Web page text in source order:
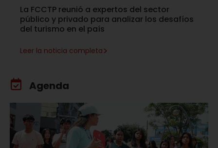
La FCCTP reunió a expertos del sector
público y privado para analizar los desafíos
del turismo en el país
Leer la noticia completa>
Agenda